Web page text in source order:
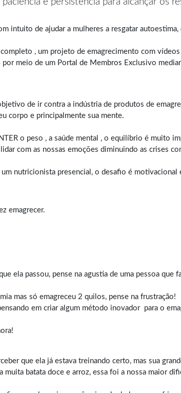
intuito de ajudar a mulheres a resgatar autoestima,
, um projeto de emagrecimento com
meio de um Portal de Membros Exclusivo
de ir contra a indústria de produtos de
corpo e principalmente sua mente.
o peso , a saúde mental , o equilíbrio é muito
com as nossas emoções diminuindo as crises
nutricionista presencial, o desafio é
emagrecer.
ela passou, pense na agustia de uma pessoa que
mas só emagreceu 2 quilos, pense na frustração!
em criar algum método inovador para o
que ela já estava treinando certo, mas sua
muita batata doce e arroz, essa foi a nossa maior